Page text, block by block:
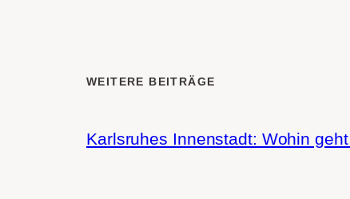
WEITERE BEITRÄGE
Karlsruhes Innenstadt: Wohin